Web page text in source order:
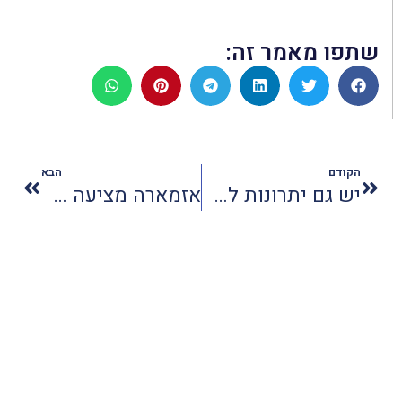
שתפו מאמר זה:
הקודם
יש גם יתרונות לאוברבוקינג
הבא
אזמארה מציעה סיורי חוף מיוחדים